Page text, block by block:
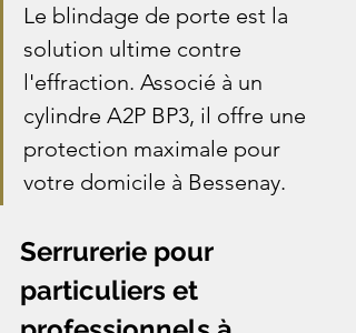
Le blindage de porte est la
solution ultime contre
l'effraction. Associé à un
cylindre A2P BP3, il offre une
protection maximale pour
votre domicile à Bessenay.
Serrurerie pour
particuliers et